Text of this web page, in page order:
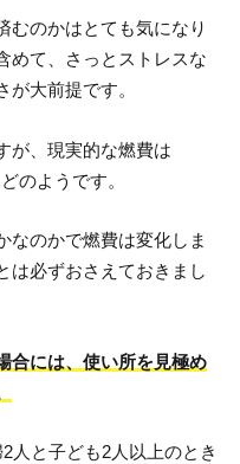
むのかはとても気になり
めて、さっとストレスな
が大前提です。
が、現実的な燃費は
のようです。
なのかで燃費は変化しま
は必ずおさえておきまし
合には、使い所を見極め
人と子ども2人以上のとき